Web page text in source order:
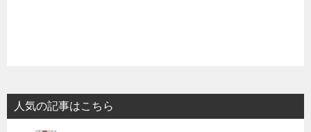
人気の記事はこちら